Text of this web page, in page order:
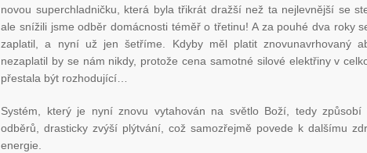
novou superchladničku, která byla třikrát dražší než ta nejlevnější se
ale snížili jsme odběr domácnosti téměř o třetinu! A za pouhé dva roky
zaplatil, a nyní už jen šetříme. Kdyby měl platit znovunavrhovaný
nezaplatil by se nám nikdy, protože cena samotné silové elektřiny v
přestala být rozhodující…
Systém, který je nyní znovu vytahován na světlo Boží, tedy
odběrů, drasticky zvýší plýtvání, což samozřejmě povede k dalšímu
energie.